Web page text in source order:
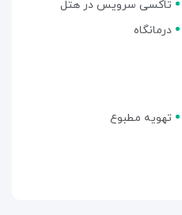
تاکسی سرویس در هتل
درمانگاه
تهویه مطبوع